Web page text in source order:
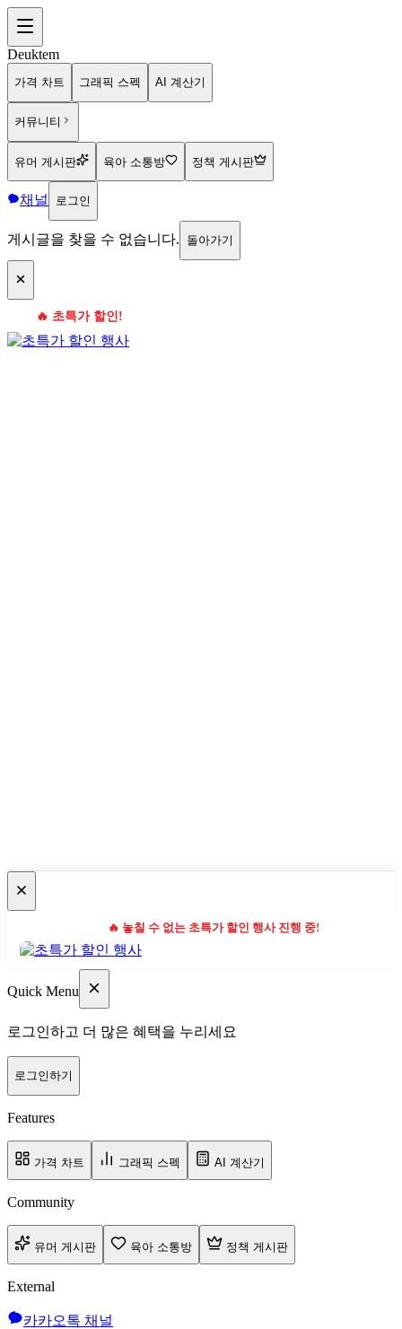
Deuktem
가격 차트 그래픽 스펙 AI 계산기
커뮤니티
유머 게시판 육아 소통방 정책 게시판
채널 로그인
게시글을 찾을 수 없습니다. 돌아가기
🔥 초특가 할인!
🔥 놓칠 수 없는 초특가 할인 행사 진행 중!
Quick Menu
로그인하고 더 많은 혜택을 누리세요
로그인하기
Features
가격 차트 그래픽 스펙 AI 계산기
Community
유머 게시판 육아 소통방 정책 게시판
External
카카오톡 채널